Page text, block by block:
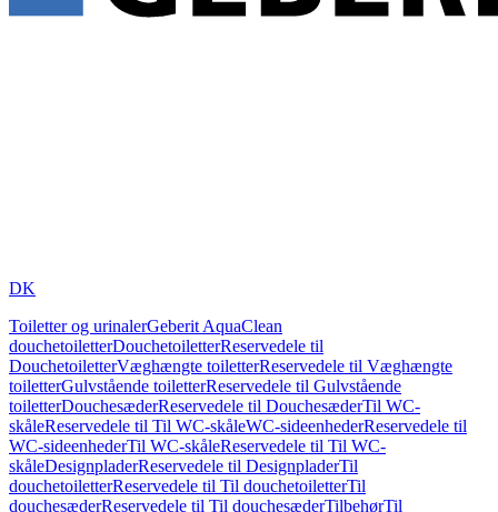
DK
Toiletter og urinalerGeberit AquaClean
douchetoiletterDouchetoiletterReservedele til
DouchetoiletterVæghængte toiletterReservedele til Væghængte
toiletterGulvstående toiletterReservedele til Gulvstående
toiletterDouchesæderReservedele til DouchesæderTil WC-
skåleReservedele til Til WC-skåleWC-sideenhederReservedele til
WC-sideenhederTil WC-skåleReservedele til Til WC-
skåleDesignpladerReservedele til DesignpladerTil
douchetoiletterReservedele til Til douchetoiletterTil
douchesæderReservedele til Til douchesæderTilbehørTil